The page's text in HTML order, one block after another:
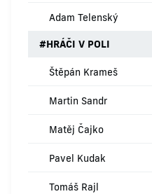
Adam Telenský
#HRÁČI V POLI
Štěpán Krameš
Martin Sandr
Matěj Čajko
Pavel Kudak
Tomáš Rajl